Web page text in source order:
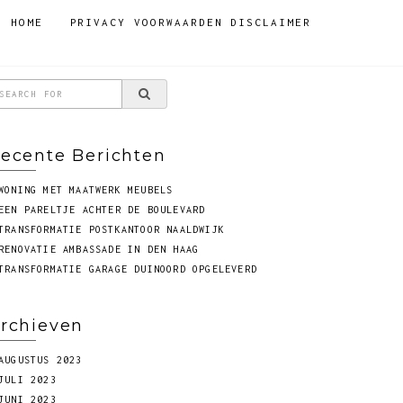
HOME PRIVACY VOORWAARDEN DISCLAIMER
Berichten
MET MAATWERK MEUBELS
PARELTJE ACHTER DE BOULEVARD
POSTKANTOOR NAALDWIJK
AMBASSADE IN DEN HAAG
GARAGE DUINOORD OPGELEVERD
2023
2023
2023